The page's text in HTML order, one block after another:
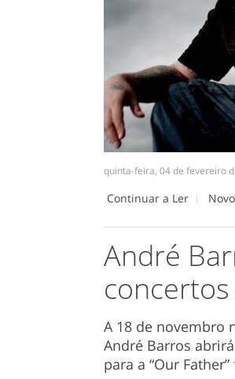
quinta-feira, 04 de fevereiro
Continuar a Ler
André
A 18 de novembro
André Barros
para a “Our